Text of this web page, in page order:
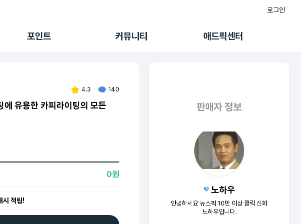
로그인
포인트 커뮤니티 애드픽센터
출석 룰렛
랭킹
수익 Live
멤버십 센터
4.3 140
유용한 카피라이팅의 모든
0원
시 적립!
판매자 정보
노하우
안녕하세요 뉴스픽 10만 이상 클릭 신화
노하우입니다.